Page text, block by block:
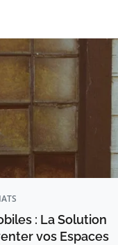
: La Solution
vos Espaces